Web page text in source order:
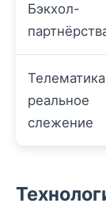
Бэкхол-
реальное
слежение